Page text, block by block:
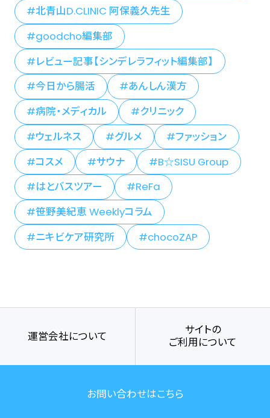
北青山D.CLINIC 阿保義久先生
goodcho編集部
レビュー記事【シンデレラフィット編集部】
今日から腸活
あんしん漢方
病院・メディカル
クリニック
ウェルネス
グルメ
ファッション
コスメ
サウナ
B☆SISU Group
はとバスツアー
ReFa
笹野美紀恵 Weeklyコラム
ニキビケア研究所
chocoZAP
運営会社について
サイトの
ご利用について
お問い合わせはこちら